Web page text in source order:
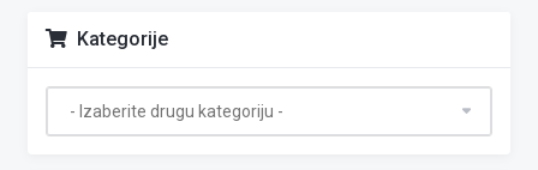
Kategorije